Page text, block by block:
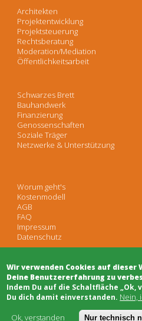
Architekten
Projektentwicklung
Projektsteuerung
Rechtsberatung
Moderation/Mediation
Öffentlichkeitsarbeit
Schwarzes Brett
Bauhandwerk
Finanzierung
Genossenschaften
Soziale Träger
Netzwerke & Unterstützung
Worum geht's
Kostenmodell
AGB
FAQ
Impressum
Datenschutz
Wir verwenden Cookies auf dieser
Deine Benutzererfahrung zu
​Indem Du auf die Schaltfläche
Du dich damit einverstanden. Nein,
Ok, verstanden
Nur technisch